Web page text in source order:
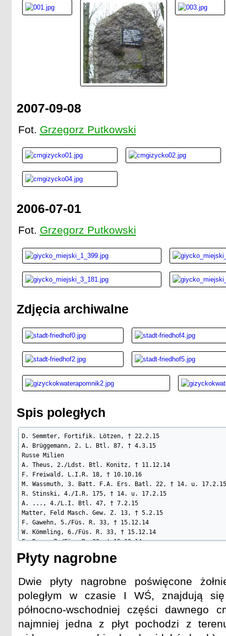
2007-09-08
Fot. Grzegorz Putkowski
2006-07-01
Fot. Grzegorz Putkowski
Zdjęcia archiwalne
Spis poległych
D. Semmter, Fortifik. Lötzen, † 22.2.15
A. Brüggemann, 2. L. Btl. 87, † 4.3.15
Russe Milien
A. Theus, 2./Ldst. Btl. Konitz, † 11.12.14
F. Freiwald, L.I.R. 18, † 10.10.16
M. Wassmuth, 3. Batt. F.A. Ers. Batl. 22, † 14. u. 17.2.15
R. Stinski, 4./I.R. 175, † 14. u. 17.2.15
A. ..., 4./L.I. Btl. 47, † 7.2.15
Matter, Feld Masch. Gew. Z. 13, † 5.2.15
F. Gawehn, 5./Füs. R. 33, † 15.12.14
W. Kömmling, 6./Füs. R. 33, † 15.12.14
F. Dege, 7./Füs. R. 33, † 15.12.14
A. Krull, 3./Ldst. Btl. Neustrelitz, † 5.12.14
F. Külling, 3/R.I.R. 256, † 4.7.15
W. Hirsch, 3/Arm. Batl. 42, † 5.5.15
K. Roß, R.I.R. 151, † 15.5.16
A. Paschen, 4./Ldst.I.Batl. Allenstein, † 28.1.17
F. Kuberski, 2.Esk. Hus.R.5, † 12.6.16
P. Preuß, 2/I.R. 147, † 28.1.15
Płyty nagrobne
Dwie płyty nagrobne poświęcone
poległym w czasie I WŚ, znajdują
północno-wschodniej części dawnego
najmniej jedna z płyt pochodzi z